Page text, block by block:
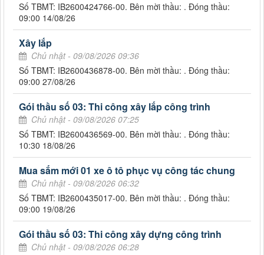
Số TBMT: IB2600424766-00. Bên mời thầu: . Đóng thầu:
09:00 14/08/26
Xây lắp
Chủ nhật - 09/08/2026 09:36
Số TBMT: IB2600436878-00. Bên mời thầu: . Đóng thầu:
09:00 27/08/26
Gói thầu số 03: Thi công xây lắp công trình
Chủ nhật - 09/08/2026 07:25
Số TBMT: IB2600436569-00. Bên mời thầu: . Đóng thầu:
10:30 18/08/26
Mua sắm mới 01 xe ô tô phục vụ công tác chung
Chủ nhật - 09/08/2026 06:32
Số TBMT: IB2600435017-00. Bên mời thầu: . Đóng thầu:
09:00 19/08/26
Gói thầu số 03: Thi công xây dựng công trình
Chủ nhật - 09/08/2026 06:28